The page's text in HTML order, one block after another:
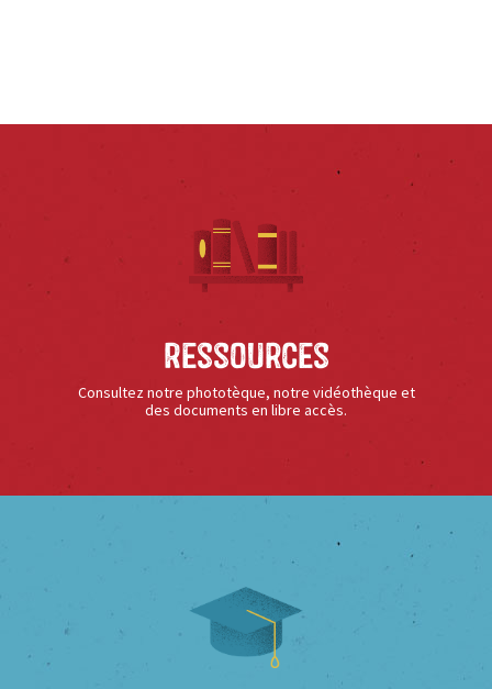
Ressources
Consultez notre phototèque, notre vidéothèque et
des documents en libre accès.